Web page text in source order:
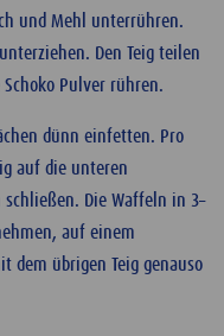
und Mehl unterrühren.
Den Teig teilen
Pulver rühren.
dünn einfetten. Pro
auf die unteren
schließen. Die Waffeln in 3–
auf einem
dem übrigen Teig genauso